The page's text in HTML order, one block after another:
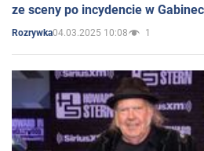
ze sceny po incydencie w
Rozrywka04.03.2025 10:08 1